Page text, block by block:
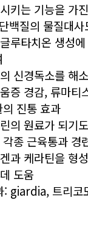
키는 기능을 가
백질의 물질대사
루타치온 생성
신경독소를 해
증 경감, 류마티
진통 효과
의 원료가 되기
종 근육통과 경
과 케라틴을 형
도움
: giardia, 트리코